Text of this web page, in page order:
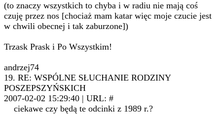
(to znaczy wszystkich to chyba i w radiu nie mają coś
czuję przez nos [chociaż mam katar więc moje czucie jest
w chwili obecnej i tak zaburzone])
Trzask Prask i Po Wszystkim!
andrzej74
19. RE: WSPÓLNE SŁUCHANIE RODZINY
POSZEPSZYŃSKICH
2007-02-02 15:29:40 | URL: #
ciekawe czy będą te odcinki z 1989 r.?